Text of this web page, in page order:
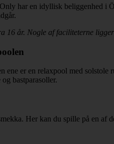
har en idyllisk beliggenhed i
16 år. Nogle af faciliteterne
ene er en relaxpool med
bastparasoller.
Her kan du spille på en af